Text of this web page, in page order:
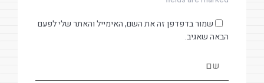
שמור בדפדפן זה את השם, האימייל והאתר שלי לפעם
הבאה שאגיב.